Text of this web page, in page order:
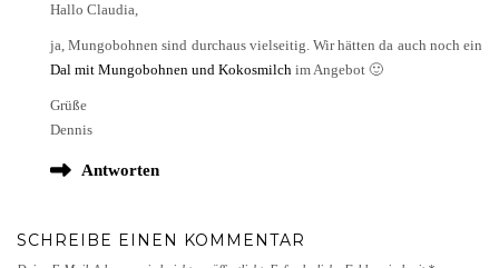
Hallo Claudia,
ja, Mungobohnen sind durchaus vielseitig. Wir hätten da auch noch ein
Dal mit Mungobohnen und Kokosmilch im Angebot 🙂
Grüße
Dennis
Antworten
SCHREIBE EINEN KOMMENTAR